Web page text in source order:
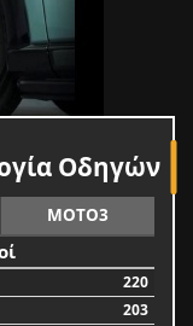
Οδηγών
MOTO3
220
203